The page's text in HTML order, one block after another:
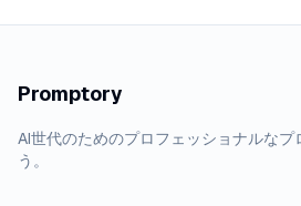
Promptory
AI世代のためのプロフェッショナルなプ
う。